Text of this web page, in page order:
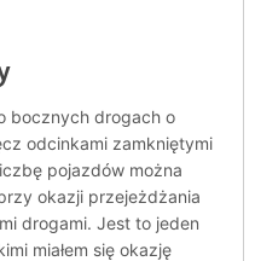
bocznych drogach o
odcinkami zamkniętymi
pojazdów można
okazji przejeżdżania
drogami. Jest to jeden
miałem się okazję